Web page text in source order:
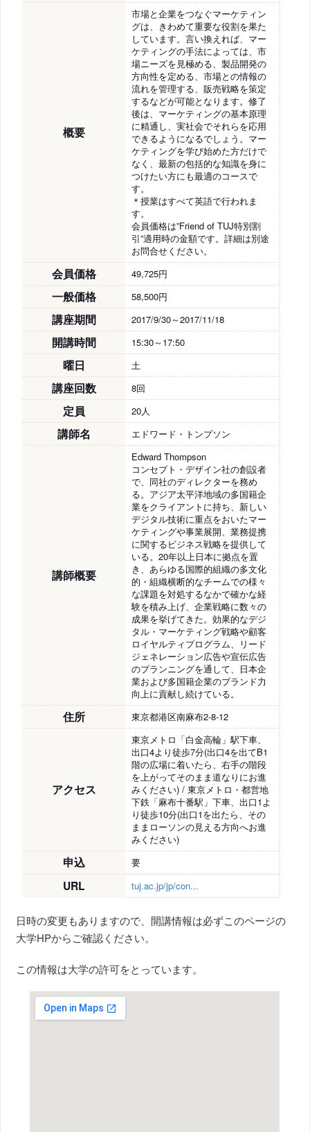
概要
市場と企業をつなぐマーケティン
グは、きわめて重要な役割を果た
しています。言い換えれば、マー
ケティングの手法によっては、市
場ニーズを見極める、製品開発の
方向性を定める、市場との情報の
流れを管理する、販売戦略を策定
するなどが可能となります。修了
後は、マーケティングの基本原理
に精通し、実社会でそれらを応用
できるようになるでしょう。マー
ケティングを学び始めた方だけで
なく、最新の包括的な知識を身に
つけたい方にも最適のコースで
す。
＊授業はすべて英語で行われま
す。
会員価格は”Friend of TUJ特別割
引”適用時の金額です。詳細は別途
お問合せください。
会員価格 49,725円
一般価格 58,500円
講座期間 2017/9/30～2017/11/18
開講時間 15:30～17:50
曜日 土
講座回数 8回
定員 20人
講師名 エドワード・トンプソン
講師概要
Edward Thompson
コンセプト・デザイン社の創設者
で、同社のディレクターを務め
る。アジア太平洋地域の多国籍企
業をクライアントに持ち、新しい
デジタル技術に重点をおいたマー
ケティングや事業展開、業務提携
に関するビジネス戦略を提供して
いる。20年以上日本に拠点を置
き、あらゆる国際的組織の多文化
的・組織横断的なチームでの様々
な課題を対処するなかで確かな経
験を積み上げ、企業戦略に数々の
成果を挙げてきた。効果的なデジ
タル・マーケティング戦略や顧客
ロイヤルティプログラム、リード
ジェネレーション広告や宣伝広告
のプランニングを通して、日本企
業および多国籍企業のブランド力
向上に貢献し続けている。
住所 東京都港区南麻布2-8-12
アクセス
東京メトロ「白金高輪」駅下車、
出口4より徒歩7分(出口4を出てB1
階の広場に着いたら、右手の階段
を上がってそのまま道なりにお進
みください) / 東京メトロ・都営地
下鉄「麻布十番駅」下車、出口1よ
り徒歩10分(出口1を出たら、その
ままローソンの見える方向へお進
みください)
申込 要
URL tuj.ac.jp/jp/con...
日時の変更もありますので、開講情報は必ずこのページの
大学HPからご確認ください。
この情報は大学の許可をとっています。